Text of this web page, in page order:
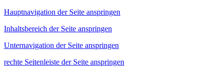
Hauptnavigation der Seite anspringen
Inhaltsbereich der Seite anspringen
Unternavigation der Seite anspringen
rechte Seitenleiste der Seite anspringen